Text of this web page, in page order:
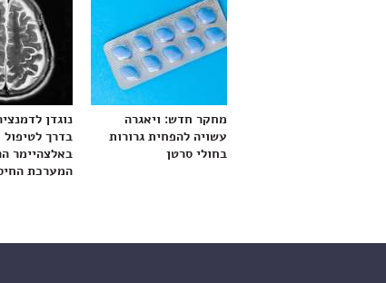
מחקר חדש: ויאגרה
עשויה להפחית גרורות
בחולי סרטן
נוגדן
בדרך לטיפול
באלצהיימר
המערכת